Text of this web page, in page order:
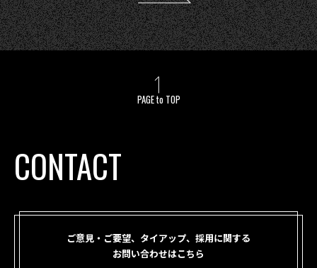
PAGE to TOP
CONTACT
ご意見・ご要望、タイアップ、採用に関する
お問い合わせはこちら